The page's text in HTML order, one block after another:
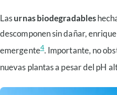
Lasurnas biodegradables
descomponen sin dañar,
emergente4. Importante, no
nuevas plantas a pesar del pH